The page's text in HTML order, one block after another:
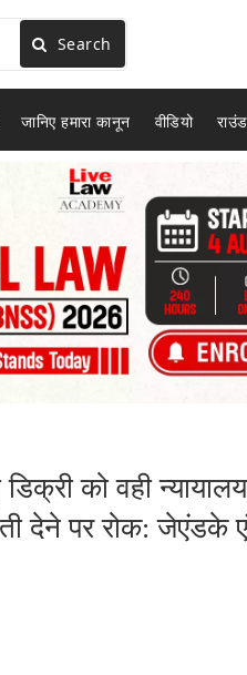
Search
जानिए हमारा कानून वीडियो
को वही
देने पर रोक: जेएंडके